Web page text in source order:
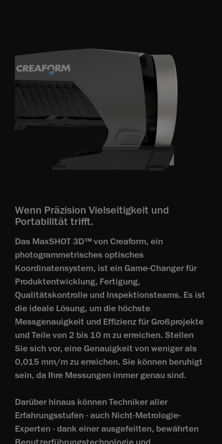
Wenn Präzision Vielseitigkeit und
Portabilität trifft.
Das MaxSHOT 3D™ von Creaform, ein
photogrammetrisches optisches
Koordinatensystem, ist ein Game-Changer für
Produktentwicklung, Fertigung,
Qualitätskontrolle und Inspektionsteams. Es ist
die ideale Lösung, um die höchste
Messgenauigkeit und Effizienz für Großprojekte
und Teile von 2 bis 10 m zu erreichen. Stellen
Sie sich vor, eine Genauigkeit von weniger als
0,015 mm/m zu erreichen. Sie können beruhigt
sein, da Ihre Messungen immer genau sind.
Darüber hinaus können Techniker aller
Erfahrungsstufen - auch Nicht-Metrologie-
Experten - dank einer ausgefeilten, bewährten